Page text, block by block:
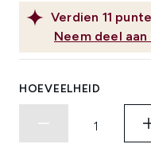
Verdien 11
Neem deel
HOEVEELHEID